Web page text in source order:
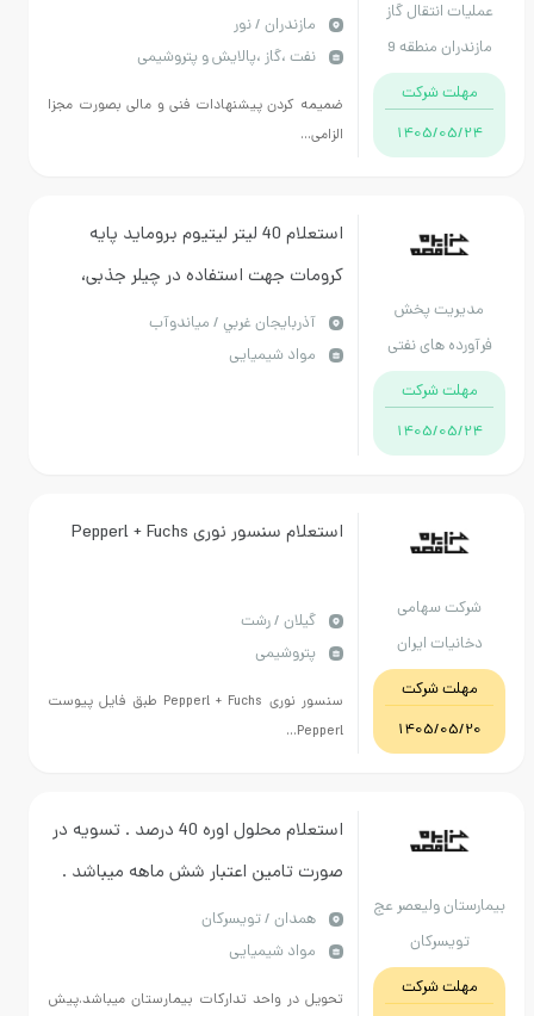
انتقال گاز
منطقه 9
مهلت شرکت
1405/05/24
102 عدد)
مازندران / نور
نفت ،گاز ،پالایش و پتروشیمی
ضمیمه کردن پیشنهادات فنی و مالی بصورت مجزا
مدیریت پخش
های نفتی
میاندوآب
مهلت شرکت
1405/05/24
استعلام 40 لیتر لیتیوم بروماید پایه
کرومات جهت استفاده در چیلر جذبی،
هزینه ارسال تا درب انبار مقصد بعهده
تامین کننده می باشد، 04445354177
مهندس صابری
آذربايجان غربي / میاندوآب
مواد شیمیایی
شرکت سهامی
دخانیات ایران
مهلت شرکت
1405/05/20
استعلام سنسور نوری Pepperl + Fuchs
گيلان / رشت
پتروشیمی
سنسور نوری Pepperl + Fuchs طبق فایل پیوست
Pepperl...
ولیعصر عج
تویسرکان
مهلت شرکت
استعلام محلول اوره 40 درصد . تسویه در
صورت تامین اعتبار شش ماهه میباشد .
همدان / تویسرکان
مواد شیمیایی
تحویل در واحد تدارکات بیمارستان میباشد.پیش